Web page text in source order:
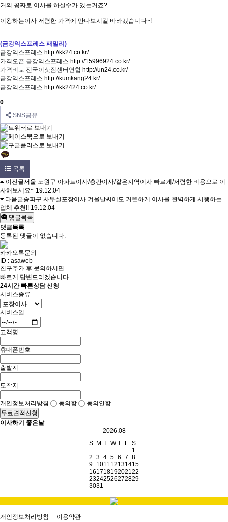
거의 공짜로 이사를 하실수가 있는거죠?
이왕하는이사 저렴한 가격에 만나보시길 바라겠습니다~!
(금강익스프레스 패밀리)
금강익스프레스 http://kk24.co.kr/
가격오픈 금강익스프레스 http://15996924.co.kr/
가격비교 전국이삿짐센터연합 http://un24.co.kr/
금강익스프레스 http://kumkang24.kr/
금강익스프레스 http://kk2424.co.kr/
0
SNS공유
목록
이전글서울 노원구 아파트이사/층간이사/같은지역이사 빠르게/저렴한 비용으로 이
사해보세요~ 19.12.04
다음글송파구 사무실포장이사 겨울날씨에도 거뜬하게 이사를 완벽하게 시행하는
업체 추천!! 19.12.04
댓글목록
댓글목록
등록된 댓글이 없습니다.
카카오톡문의
ID : asaweb
친구추가 후 문의하시면
빠르게 답변드리겠습니다.
24시간 빠른상담 신청
서비스종류
서비스일
고객명
휴대폰번호
출발지
도착지
개인정보처리방침 동의함
동의안함
무료견적신청
이사하기 좋은날
2026.08
S M T W T F S
1
2 3 4 5 6 7 8
9 1011 12131415
16171819202122
23242526272829
3031
개인정보처리방침
이용약관